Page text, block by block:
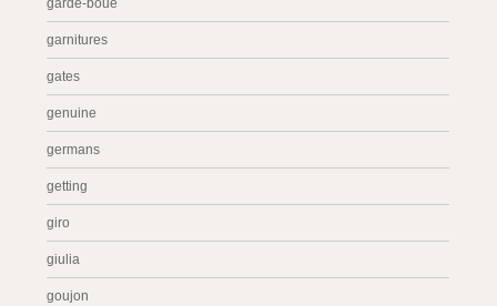
garde-boue
garnitures
gates
genuine
germans
getting
giro
giulia
goujon